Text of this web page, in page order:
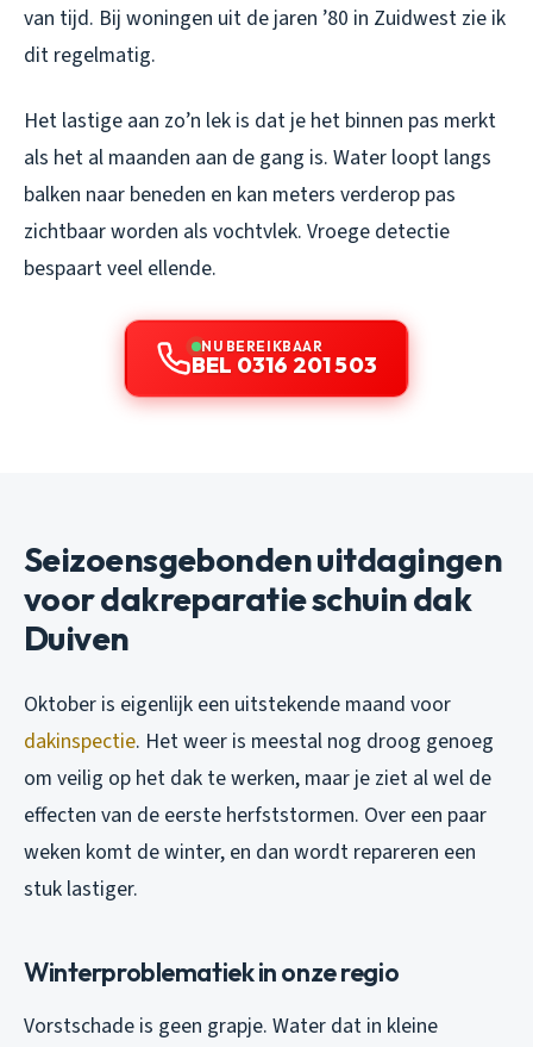
van tijd. Bij woningen uit de jaren ’80 in Zuidwest zie ik
dit regelmatig.
Het lastige aan zo’n lek is dat je het binnen pas merkt
als het al maanden aan de gang is. Water loopt langs
balken naar beneden en kan meters verderop pas
zichtbaar worden als vochtvlek. Vroege detectie
bespaart veel ellende.
NU BEREIKBAAR
BEL 0316 201 503
Seizoensgebonden uitdagingen
voor dakreparatie schuin dak
Duiven
Oktober is eigenlijk een uitstekende maand voor
dakinspectie. Het weer is meestal nog droog genoeg
om veilig op het dak te werken, maar je ziet al wel de
effecten van de eerste herfststormen. Over een paar
weken komt de winter, en dan wordt repareren een
stuk lastiger.
Winterproblematiek in onze regio
Vorstschade is geen grapje. Water dat in kleine